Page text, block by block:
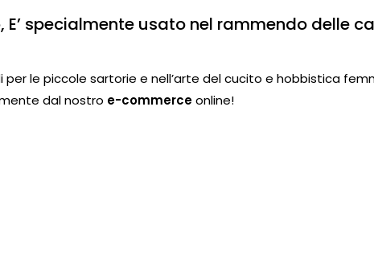
specialmente usato nel rammendo delle
per le piccole sartorie e nell’arte del cucito e hobbistica
dal nostro e-commerceonline!